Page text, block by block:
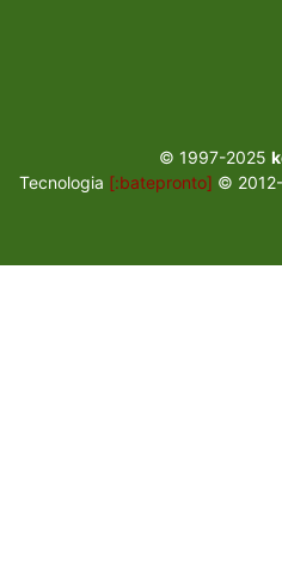
© 1997-2025
Tecnologia [:batepronto] ©